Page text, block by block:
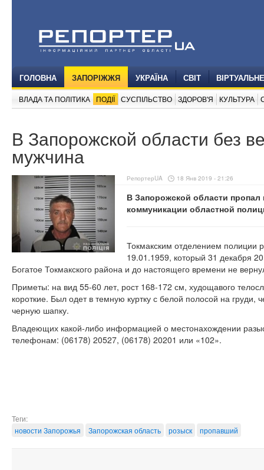
ГОЛОВНА ЗАПОРІЖЖЯ УКРАЇНА СВІТ
ВЛАДА ТА ПОЛІТИКА ПОДІЇ СУСПІЛЬСТВО ЗДОРОВ'Я КУЛЬТУРА
В Запорожской области без
мужчина
РепортерUA 18 Янв 2019 - 21:26
В Запорожской области
коммуникации областной
Токмакским отделением полиции
19.01.1959, который 31 декабря
Богатое Токмакского района и до настоящего времени не
Приметы: на вид 55-60 лет, рост 168-172 см, худощавого
короткие. Был одет в темную куртку с белой полосой на груди,
черную шапку.
Владеющих какой-либо информацией о местонахождении
телефонам: (06178) 20527, (06178) 20201 или «102».
Теги:
новости Запорожья
Запорожская область розыск пропавший